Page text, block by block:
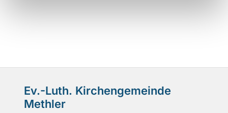
Ev.-Luth. Kirchengemeinde
Methler